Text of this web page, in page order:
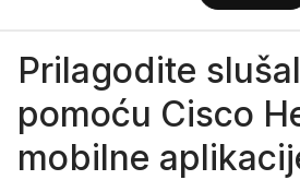
Prilagodite
pomoću Cisco
mobilne